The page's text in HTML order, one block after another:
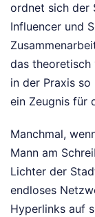
ordnet sich der
Influencer und
das theoretisch
in der Praxis
ein Zeugnis für
Manchmal,
Mann am
Lichter der
endloses
Hyperlinks auf